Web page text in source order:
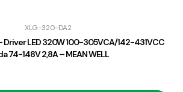
XLG-320-DA2
LED 320W 100-305VCA/142-431VCC
74-148V 2,8A – MEAN WELL